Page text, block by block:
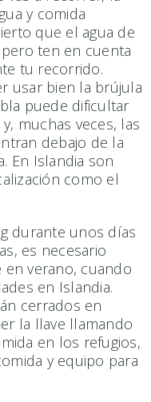
y comida
que el agua de
ten en cuenta
tu recorrido.
usar bien la brújula
puede dificultar
muchas veces, las
debajo de la
En Islandia son
como el
durante unos días
es necesario
en verano, cuando
en Islandia.
cerrados en
la llave llamando
en los refugios,
y equipo para